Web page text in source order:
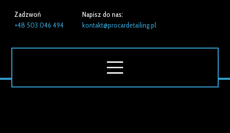
Zadzwoń
+48 503 046 494
Napisz do nas:
kontakt@procardetailing.pl